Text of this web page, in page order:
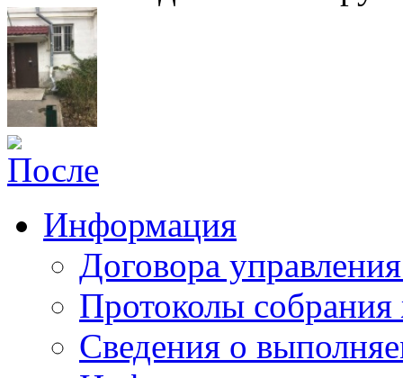
Информация
Договора
Протоколы
Сведения о